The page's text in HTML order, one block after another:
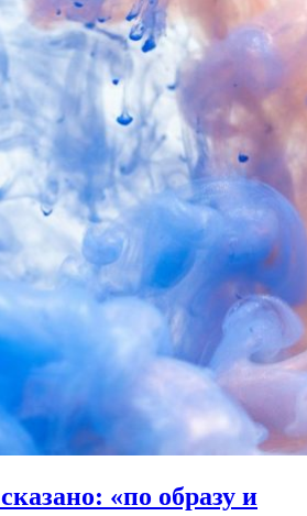
сказано: «по образу и